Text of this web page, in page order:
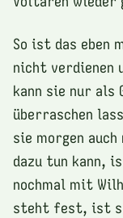
So ist das eben
nicht verdienen
kann sie nur als
überraschen
sie morgen
dazu tun kann,
nochmal mit
steht fest, ist